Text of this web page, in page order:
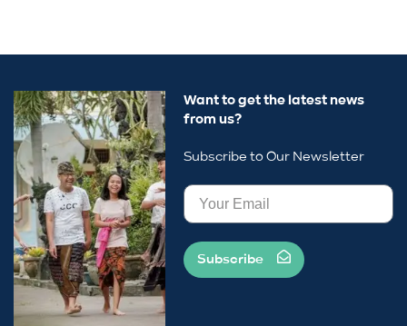
Want to get the latest news
from us?
Subscribe to Our Newsletter
Subscribe